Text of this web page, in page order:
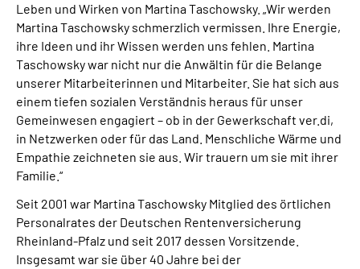
Leben und Wirken von Martina Taschowsky. „Wir werden
Martina Taschowsky schmerzlich vermissen. Ihre Energie,
ihre Ideen und ihr Wissen werden uns fehlen. Martina
Taschowsky war nicht nur die Anwältin für die Belange
unserer Mitarbeiterinnen und Mitarbeiter. Sie hat sich aus
einem tiefen sozialen Verständnis heraus für unser
Gemeinwesen engagiert – ob in der Gewerkschaft ver.di,
in Netzwerken oder für das Land. Menschliche Wärme und
Empathie zeichneten sie aus. Wir trauern um sie mit ihrer
Familie.“
Seit 2001 war Martina Taschowsky Mitglied des örtlichen
Personalrates der Deutschen Rentenversicherung
Rheinland-Pfalz und seit 2017 dessen Vorsitzende.
Insgesamt war sie über 40 Jahre bei der